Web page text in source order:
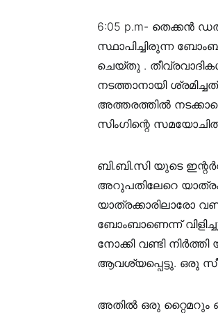
6:05 p.m- തെക്കന്‍
സ്ഥാപിച്ചിരുന്ന
ചെയ്തു .
നടത്താനായി
അത്തരത്തിൽ
സിംഗിന്റെ
ബി.ബി.സി യുടെ
അറുപതിലേറെ
യാത്രക്കാരിലാരോ
ബോംബാണെന്ന്
നോക്കി വണ്ടി
ആവശ്യപ്പെട്ടു. ഒരു
അതില്‍ ഒരു റ്റെെമറും